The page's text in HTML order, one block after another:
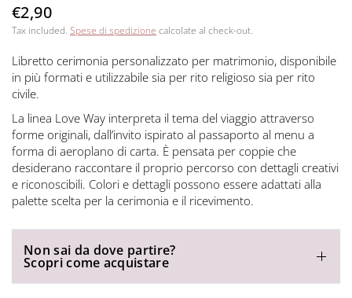
€2,90
Tax included. Spese di spedizione calcolate al check-out.
Libretto cerimonia personalizzato per matrimonio, disponibile
in più formati e utilizzabile sia per rito religioso sia per rito
civile.
La linea Love Way interpreta il tema del viaggio attraverso
forme originali, dall’invito ispirato al passaporto al menu a
forma di aeroplano di carta. È pensata per coppie che
desiderano raccontare il proprio percorso con dettagli creativi
e riconoscibili. Colori e dettagli possono essere adattati alla
palette scelta per la cerimonia e il ricevimento.
Non sai da dove partire?
Scopri come acquistare